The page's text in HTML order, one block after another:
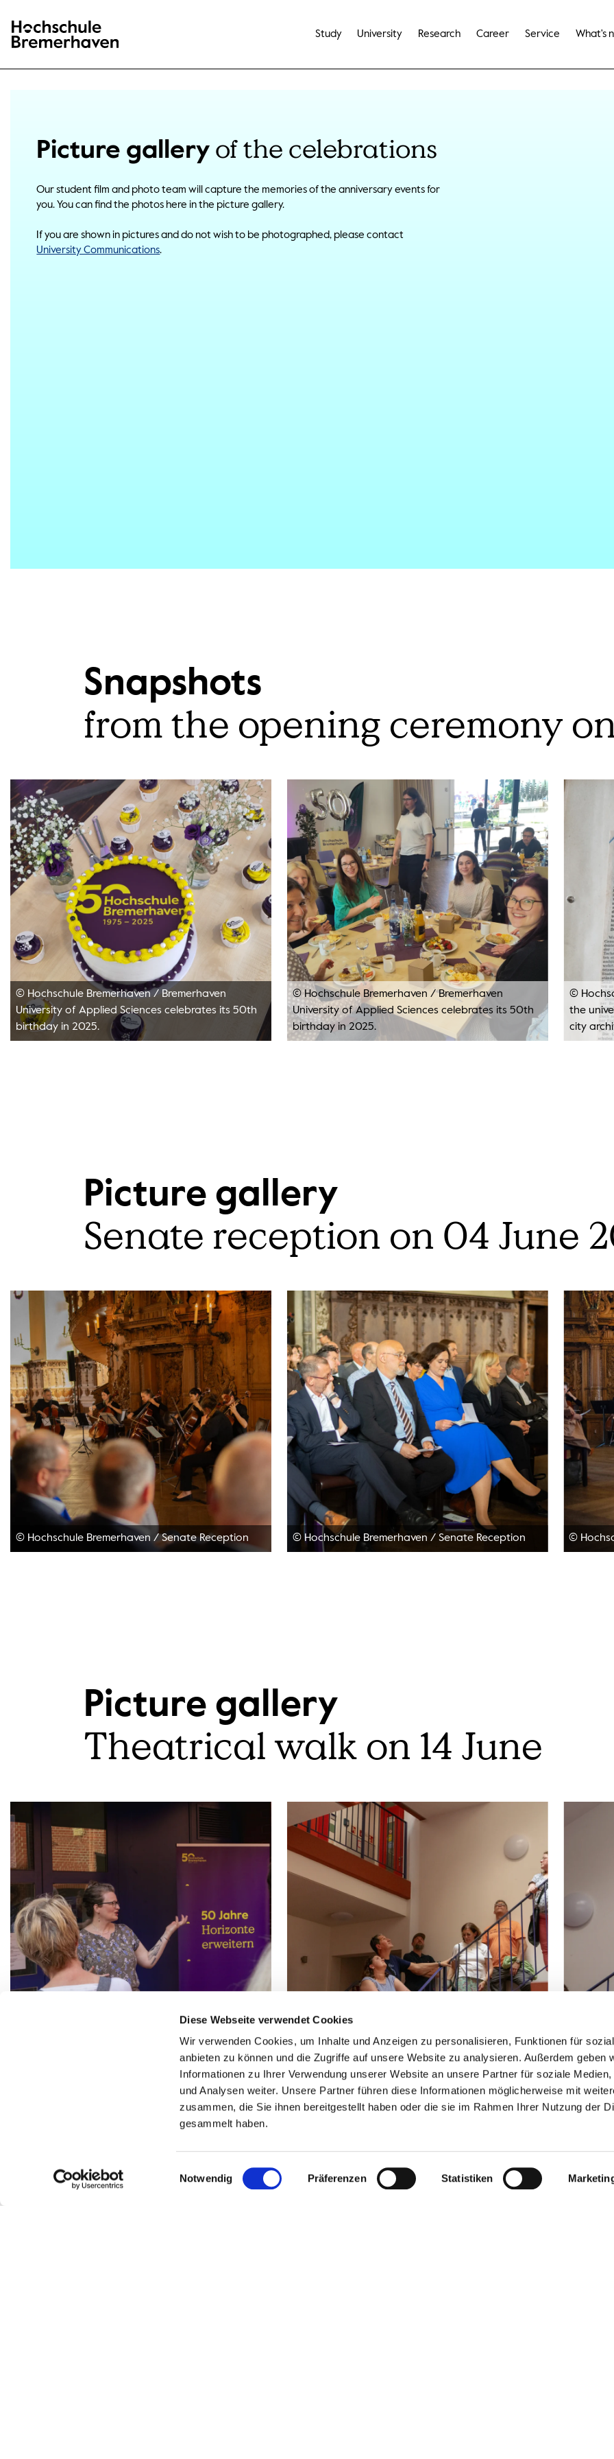
Diese Webseite verwendet Cookies
Wir verwenden Cookies, um Inhalte und Anzeigen zu personalisieren, Funktionen für
anbieten zu können und die Zugriffe auf unsere Website zu analysieren. Außerdem geben
Informationen zu Ihrer Verwendung unserer Website an unsere Partner für soziale Medien,
und Analysen weiter. Unsere Partner führen diese Informationen möglicherweise mit
zusammen, die Sie ihnen bereitgestellt haben oder die sie im Rahmen Ihrer Nutzung der
gesammelt haben.
Einwilligungsauswahl
Notwendig Präferenzen Statistiken
Hochschule Bremerhaven
Study University Research Career Service What's
Picture gallery of the celebrations
Our student film and photo team will capture the memories of the anniversary events for
you. You can find the photos here in the picture gallery.
If you are shown in pictures and do not wish to be photographed, please contact
University Communications.
Snapshots
from the opening ceremony
© Hochschule Bremerhaven /Bremerhaven
University of Applied Sciences celebrates its 50th
birthday in 2025.
© Hochschule Bremerhaven /Bremerhaven
University of Applied Sciences celebrates its 50th
birthday in 2025.
©
the
city
Picture gallery
Senate reception on 04 June
© Hochschule Bremerhaven /Senate Reception © Hochschule Bremerhaven /Senate Reception ©
Picture gallery
Theatrical walk on 14 June
© Hochschule Bremerhaven Publikum in Haus L